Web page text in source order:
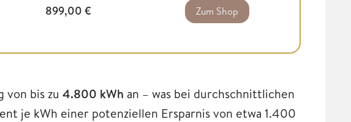
899,00 € Zum Shop
von bis zu 4.800 kWh an – was bei durchschnittlichen
je kWh einer potenziellen Ersparnis von etwa 1.400